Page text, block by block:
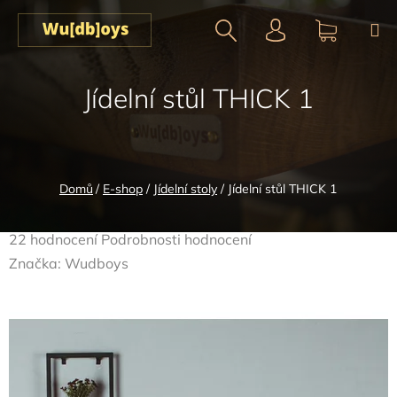
Přejít
obsah
Domů / E-shop / Jídelní stoly / Jídelní stůl THICK 1
Jídelní stůl THICK 1
Průměrné
hodnocení
22 hodnocení Podrobnosti hodnocení
Značka: Wudboys